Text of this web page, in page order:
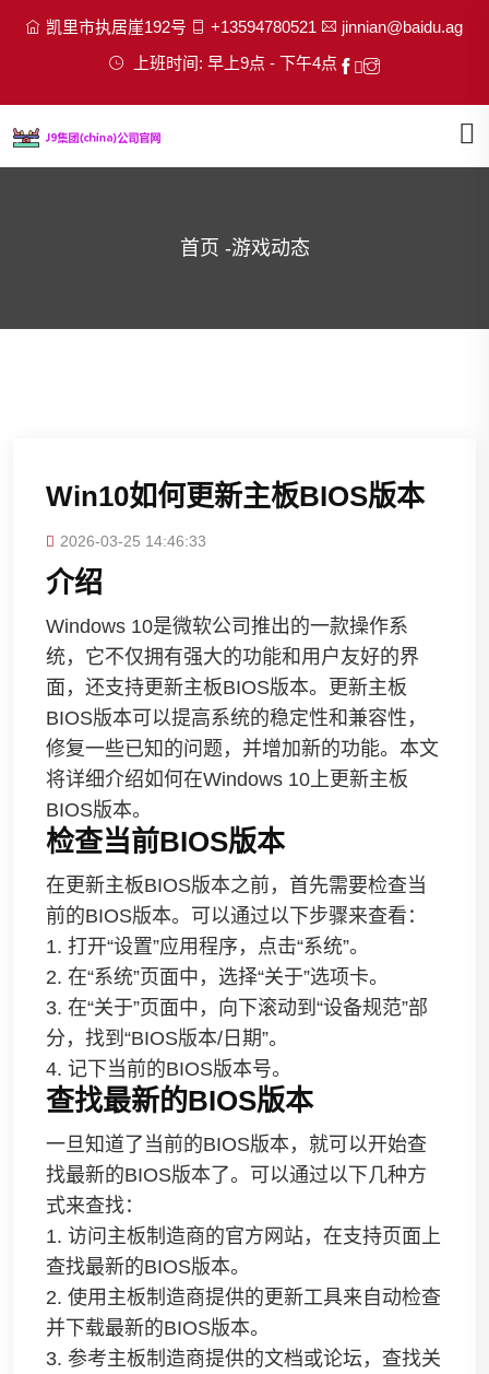
凯里市执居崖192号 +13594780521
jinnian@baidu.ag
上班时间: 早上9点 - 下午4点
首页 -游戏动态
Win10如何更新主板BIOS版本
2026-03-25 14:46:33
介绍
Windows 10是微软公司推出的一款操作系
统，它不仅拥有强大的功能和用户友好的界
面，还支持更新主板BIOS版本。更新主板
BIOS版本可以提高系统的稳定性和兼容性，
修复一些已知的问题，并增加新的功能。本文
将详细介绍如何在Windows 10上更新主板
BIOS版本。
检查当前BIOS版本
在更新主板BIOS版本之前，首先需要检查当
前的BIOS版本。可以通过以下步骤来查看：
1. 打开“设置”应用程序，点击“系统”。
2. 在“系统”页面中，选择“关于”选项卡。
3. 在“关于”页面中，向下滚动到“设备规范”部
分，找到“BIOS版本/日期”。
4. 记下当前的BIOS版本号。
查找最新的BIOS版本
一旦知道了当前的BIOS版本，就可以开始查
找最新的BIOS版本了。可以通过以下几种方
式来查找：
1. 访问主板制造商的官方网站，在支持页面上
查找最新的BIOS版本。
2. 使用主板制造商提供的更新工具来自动检查
并下载最新的BIOS版本。
3. 参考主板制造商提供的文档或论坛，查找关